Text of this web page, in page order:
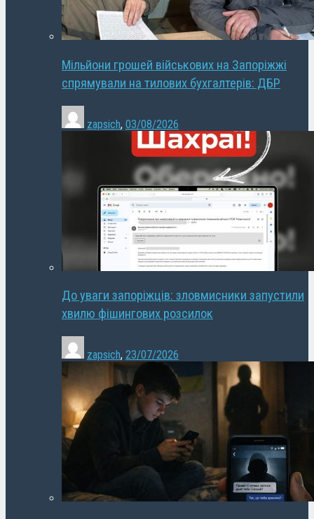
Мільйони грошей військових на Запоріжжі
спрямували на тилових бухгалтерів: ДБР
zapsich, 03/08/2026
До уваги запоріжців: зловмисники запустили
хвилю фішингових розсилок
zapsich, 23/07/2026